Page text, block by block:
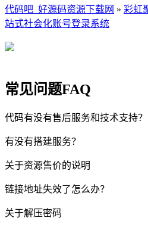
代码吧_好源码资源下载网 » 彩虹
站式社会化账号登录系统
常见问题FAQ
代码有没有售后服务和技术支持？
有没有搭建服务？
关于资源售价的说明
链接地址失效了怎么办？
关于解压密码